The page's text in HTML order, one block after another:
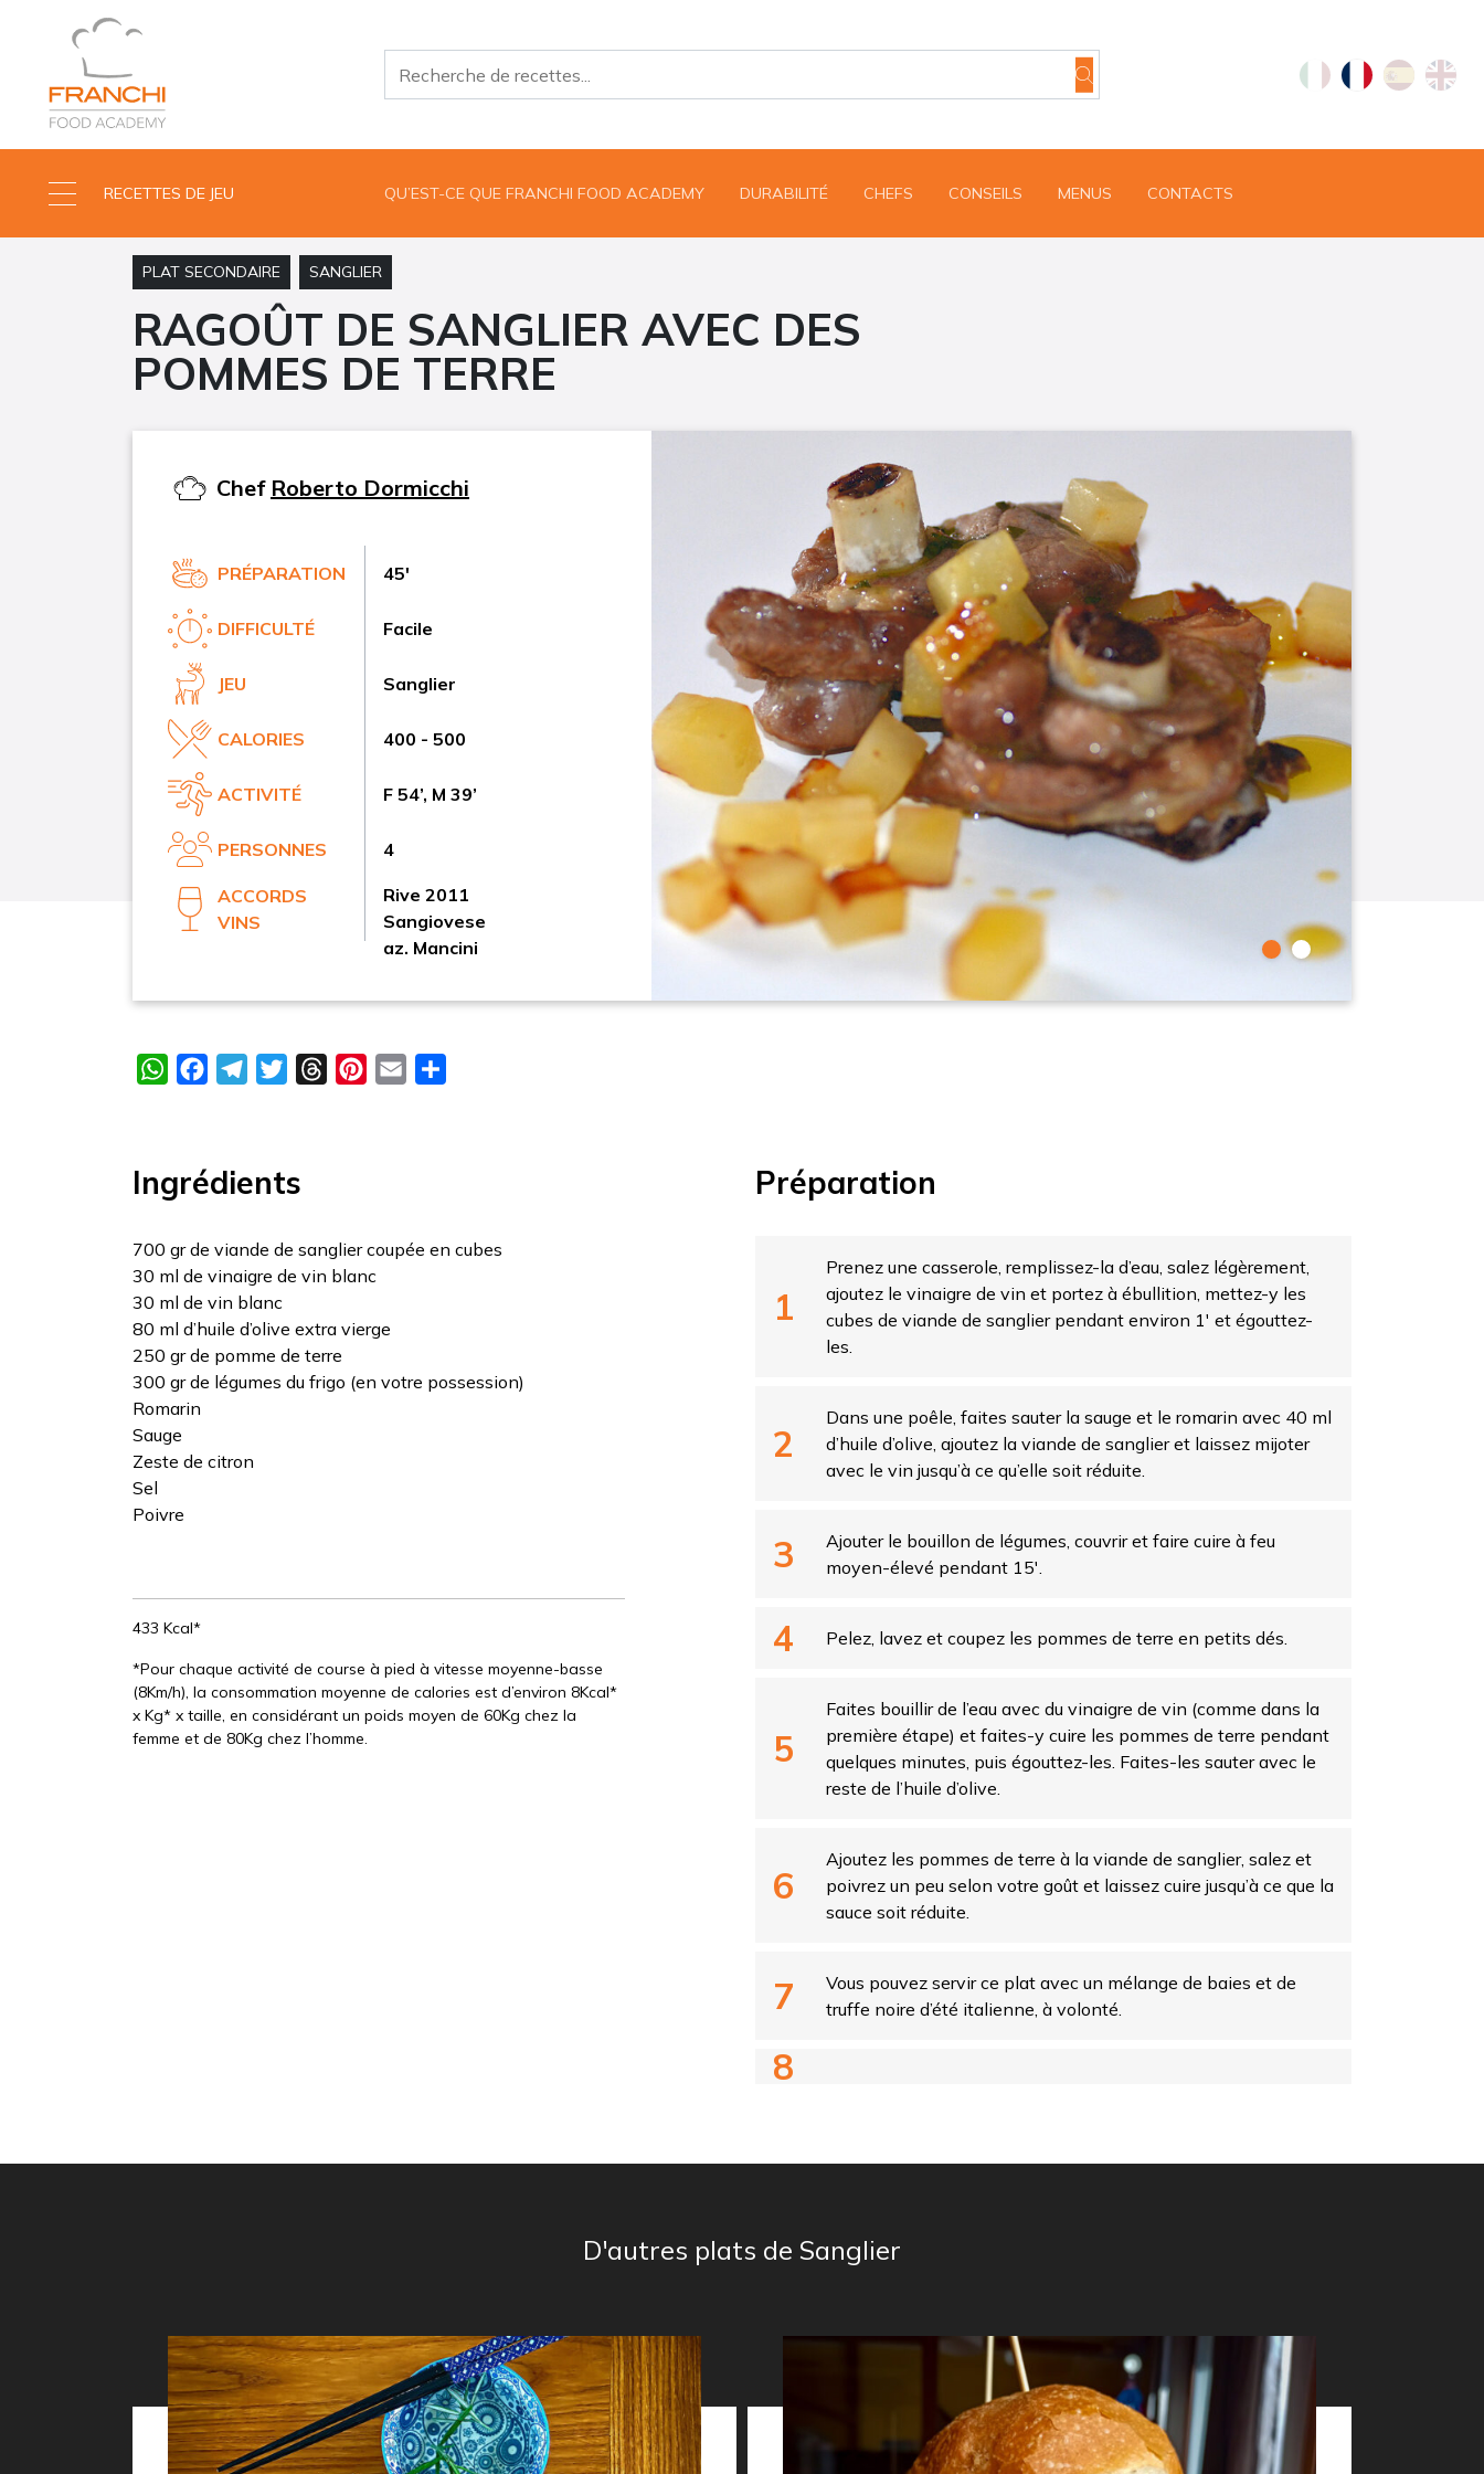
RECETTES DE JEU QU’EST-CE QUE FRANCHI FOOD ACADEMY DURABILITÉ CHEFS CONSEILS MENUS CONTACTS
PLAT SECONDAIRE SANGLIER
RAGOÛT DE SANGLIER AVEC DES
POMMES DE TERRE
Chef Roberto Dormicchi
PRÉPARATION 45'
DIFFICULTÉ Facile
JEU Sanglier
CALORIES 400 - 500
ACTIVITÉ F 54’, M 39’
PERSONNES 4
ACCORDS
VINS
Rive 2011
Sangiovese
az. Mancini
WhatsAppFacebookTelegramTwitterThreadsPinterest
Email
Ingrédients
700 gr de viande de sanglier coupée en cubes
30 ml de vinaigre de vin blanc
30 ml de vin blanc
80 ml d’huile d’olive extra vierge
250 gr de pomme de terre
300 gr de légumes du frigo (en votre possession)
Romarin
Sauge
Zeste de citron
Sel
Poivre
433 Kcal*
*Pour chaque activité de course à pied à vitesse moyenne-basse
(8Km/h), la consommation moyenne de calories est d’environ 8Kcal*
x Kg* x taille, en considérant un poids moyen de 60Kg chez la
femme et de 80Kg chez l’homme.
Préparation
Prenez une casserole, remplissez-la d’eau, salez légèrement,
ajoutez le vinaigre de vin et portez à ébullition, mettez-y les
cubes de viande de sanglier pendant environ 1′ et égouttez-
les.
Dans une poêle, faites sauter la sauge et le romarin avec 40 ml
d’huile d’olive, ajoutez la viande de sanglier et laissez mijoter
avec le vin jusqu’à ce qu’elle soit réduite.
Ajouter le bouillon de légumes, couvrir et faire cuire à feu
moyen-élevé pendant 15′.
Pelez, lavez et coupez les pommes de terre en petits dés.
Faites bouillir de l’eau avec du vinaigre de vin (comme dans la
première étape) et faites-y cuire les pommes de terre pendant
quelques minutes, puis égouttez-les. Faites-les sauter avec le
reste de l’huile d’olive.
Ajoutez les pommes de terre à la viande de sanglier, salez et
poivrez un peu selon votre goût et laissez cuire jusqu’à ce que la
sauce soit réduite.
Vous pouvez servir ce plat avec un mélange de baies et de
truffe noire d’été italienne, à volonté.
D'autres plats de Sanglier